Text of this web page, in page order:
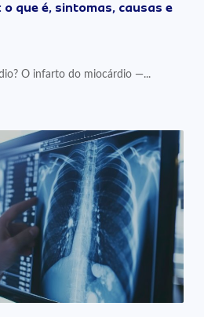
que é, sintomas, causas e
O infarto do miocárdio —...